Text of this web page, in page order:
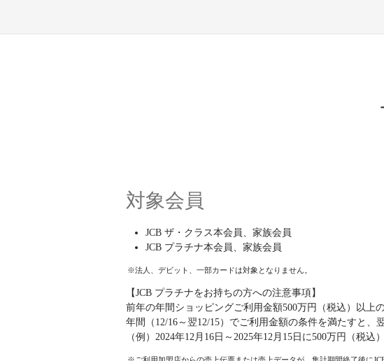
対象会員
JCB ザ・クラス本会員、家族会員
JCB プラチナ本会員、家族会員
法人、デビット、一部カードは対象となりません。
【JCB プラチナをお持ちの方への注意事項】
前年の年間ショッピングご利用金額500万円（税込）以上
年間（12/16～翌12/15）でご利用金額の条件を満たすと、
（例）2024年12月16日～2025年12月15日に500万円（税